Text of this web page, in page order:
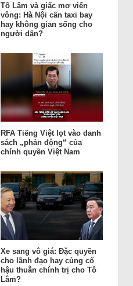
Tô Lâm và giấc mơ viển
vông: Hà Nội cần taxi bay
hay không gian sống cho
người dân?
RFA Tiếng Việt lọt vào danh
sách „phản động“ của
chính quyền Việt Nam
Xe sang vô giá: Đặc quyền
cho lãnh đạo hay củng cố
hậu thuẫn chính trị cho Tô
Lâm?